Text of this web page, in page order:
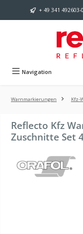
Zum Hauptinhalt springen
+ 49 341
Navigation
Warnmarkierungen Kfz-
Reflecto Kfz
Zuschnitte Set